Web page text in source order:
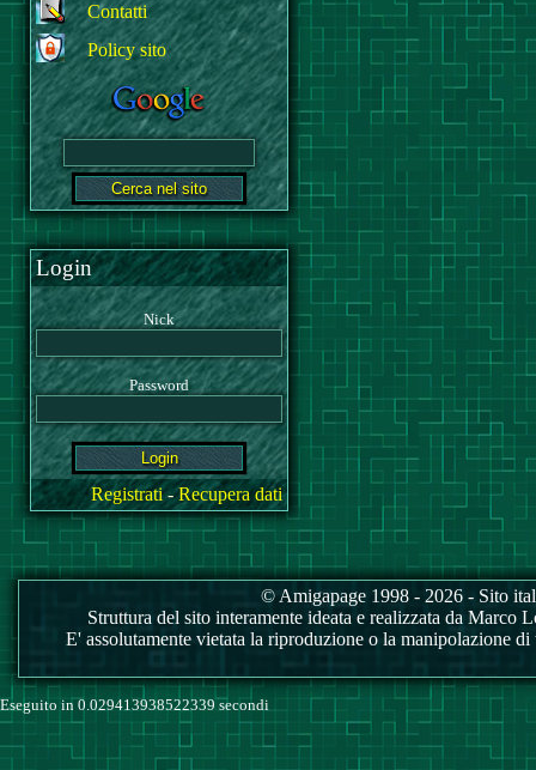
Contatti
Policy sito
Login
Nick
Password
Registrati-Recupera dati
© Amigapage 1998 - 2026 - Sito
Struttura del sito interamente ideata e realizzata da
E' assolutamente vietata la riproduzione o la manipolazione
Eseguito in 0.029413938522339 secondi